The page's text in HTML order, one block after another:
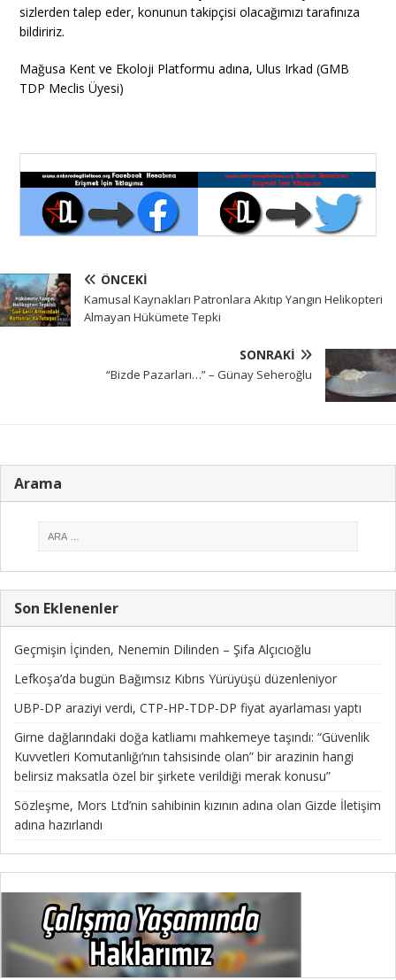
sizlerden talep eder, konunun takipçisi olacağımızı tarafınıza
bildiririz.
Mağusa Kent ve Ekoloji Platformu adına, Ulus Irkad (GMB
TDP Meclis Üyesi)
ÖNCEKI
Kamusal Kaynakları Patronlara Akıtıp Yangın Helikopteri
Almayan Hükümete Tepki
SONRAKI
“Bizde Pazarları…” – Günay Seheroğlu
Arama
Son Eklenenler
Geçmişin İçinden, Nenemin Dilinden – Şifa Alçıcıoğlu
Lefkoşa’da bugün Bağımsız Kıbrıs Yürüyüşü düzenleniyor
UBP-DP araziyi verdi, CTP-HP-TDP-DP fiyat ayarlaması yaptı
Girne dağlarındaki doğa katliamı mahkemeye taşındı: “Güvenlik
Kuvvetleri Komutanlığı’nın tahsisinde olan” bir arazinin hangi
belirsiz maksatla özel bir şirkete verildiği merak konusu”
Sözleşme, Mors Ltd’nin sahibinin kızının adına olan Gizde İletişim
adına hazırlandı